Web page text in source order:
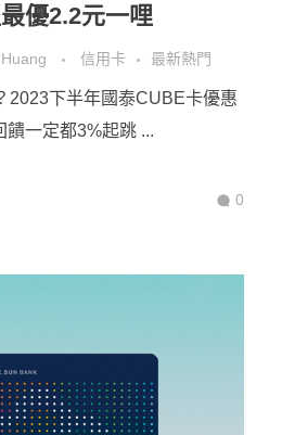
優2.2元一哩
信用卡 最新熱門
2023下半年國泰CUBE卡優惠
一定都3%起跳 ...
0